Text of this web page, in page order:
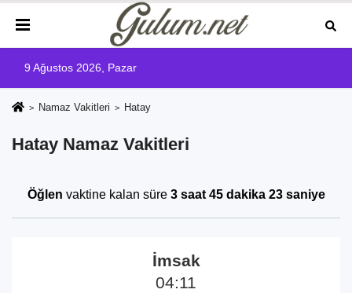
9 Ağustos 2026, Pazar
Namaz Vakitleri Hatay
Hatay Namaz Vakitleri
Öğlen vaktine kalan süre 3 saat 45 dakika 23 saniye
İmsak
04:11